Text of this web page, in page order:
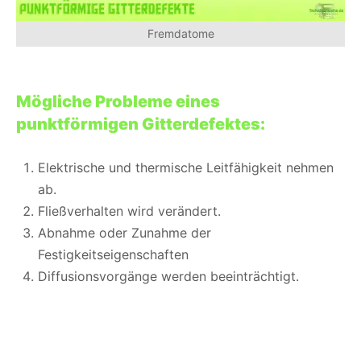
Fremdatome
Mögliche Probleme eines
punktförmigen Gitterdefektes:
Elektrische und thermische Leitfähigkeit nehmen
ab.
Fließverhalten wird verändert.
Abnahme oder Zunahme der
Festigkeitseigenschaften
Diffusionsvorgänge werden beeinträchtigt.